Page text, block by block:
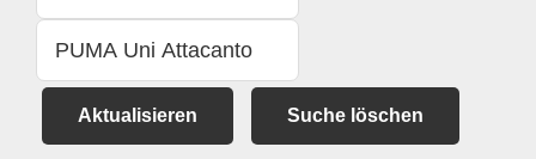
Aktualisieren Suche löschen